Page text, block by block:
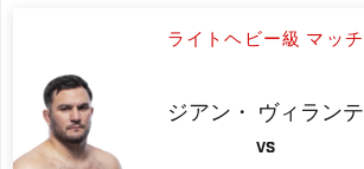
ライトヘビー級 マッチ
ジアン・ ヴィランテ
VS